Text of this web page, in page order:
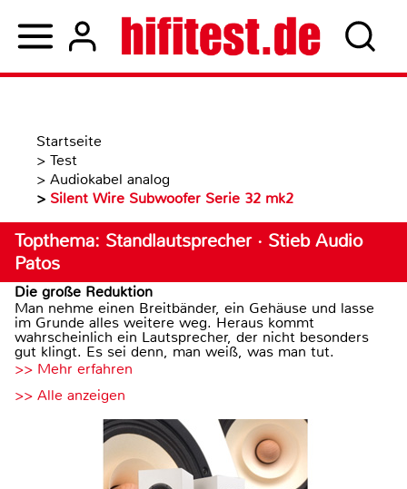
Startseite
> Test
> Audiokabel analog
> Silent Wire Subwoofer Serie 32 mk2
Topthema: Standlautsprecher · Stieb Audio
Patos
Die große Reduktion
Man nehme einen Breitbänder, ein Gehäuse und lasse
im Grunde alles weitere weg. Heraus kommt
wahrscheinlich ein Lautsprecher, der nicht besonders
gut klingt. Es sei denn, man weiß, was man tut.
>> Mehr erfahren
>> Alle anzeigen